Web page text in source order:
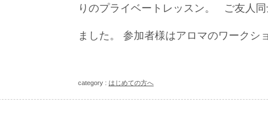
りのプライベートレッスン。 ご友人
ました。 参加者様はアロマのワークシ
category : はじめての方へ